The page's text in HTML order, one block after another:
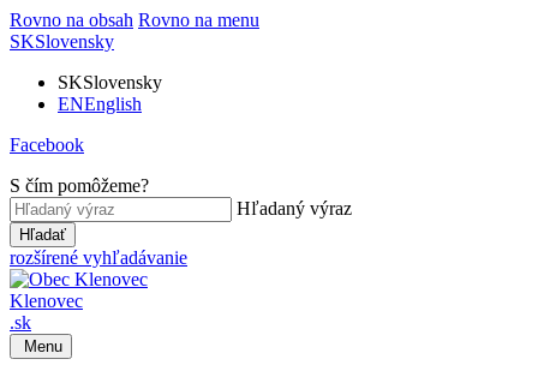
Rovno na obsah Rovno na menu
SKSlovensky
SKSlovensky
ENEnglish
Facebook
S čím pomôžeme?
Hľadaný výraz
Hľadať
rozšírené vyhľadávanie
Klenovec
.sk
Menu